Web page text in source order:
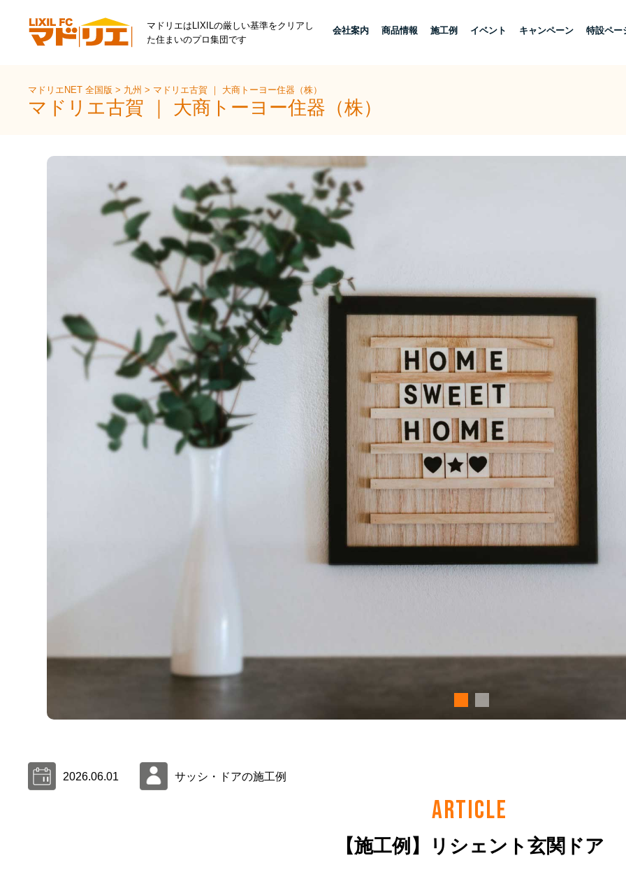
マドリエはLIXILの厳しい基準をクリアし
た住まいのプロ集団です
会社案内 商品情報 施工例 イベント キャンペーン 特設ペー
マドリエNET 全国版> 九州> マドリエ古賀 ｜ 大商トーヨー住器（株）
マドリエ古賀 ｜ 大商トーヨー住器（株）
2026.06.01 サッシ・ドアの施工例
ARTICLE
【施工例】リシェント玄関ドア